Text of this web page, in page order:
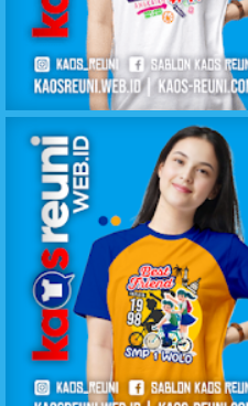
60+ Logo Desain Kaos Reuni